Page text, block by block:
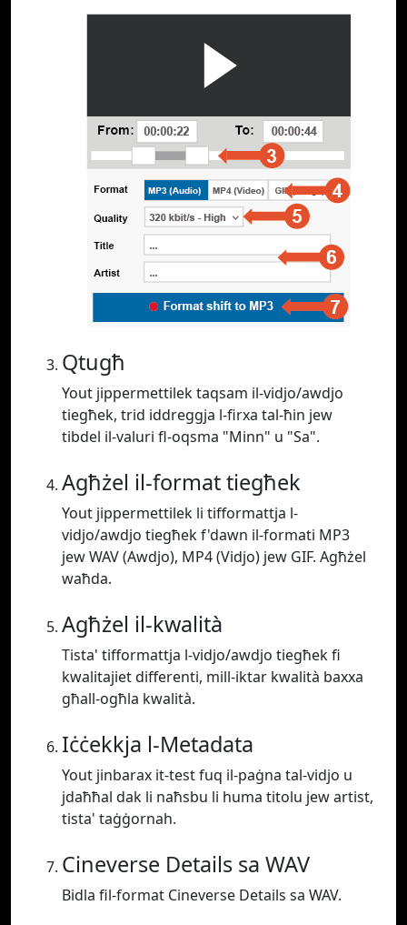
Qtugħ
Yout jippermettilek taqsam il-vidjo/awdjo
tiegħek, trid iddreggja l-firxa tal-ħin jew
tibdel il-valuri fl-oqsma "Minn" u "Sa".
Agħżel il-format tiegħek
Yout jippermettilek li tifformattja l-
vidjo/awdjo tiegħek f'dawn il-formati MP3
jew WAV (Awdjo), MP4 (Vidjo) jew GIF. Agħżel
waħda.
Agħżel il-kwalità
Tista' tifformattja l-vidjo/awdjo tiegħek fi
kwalitajiet differenti, mill-iktar kwalità baxxa
għall-ogħla kwalità.
Iċċekkja l-Metadata
Yout jinbarax it-test fuq il-paġna tal-vidjo u
jdaħħal dak li naħsbu li huma titolu jew artist,
tista' taġġornah.
Cineverse Details sa WAV
Bidla fil-format Cineverse Details sa WAV.